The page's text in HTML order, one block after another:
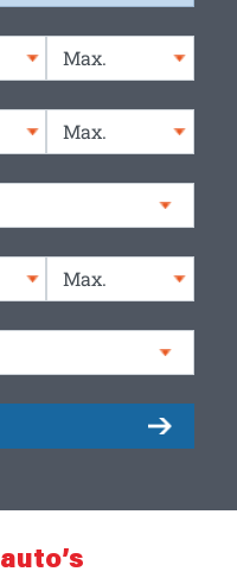
auto’s